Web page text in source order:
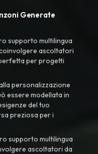
Generate
supporto multilingua
ascoltatori
per progetti
personalizzazione
essere modellata in
del tuo
preziosa per i
supporto multilingua
ascoltatori da